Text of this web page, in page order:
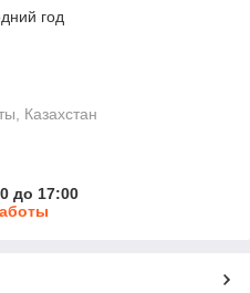
год
Казахстан
до 17:00